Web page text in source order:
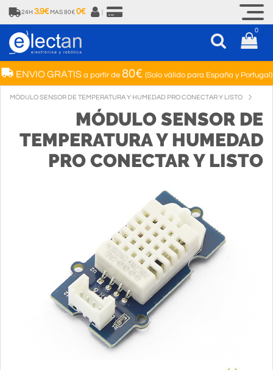
24H 3.9€ MAS 80€ 0€
0
ENVIO GRATISa partir de 80€ (Solo válido para España y Portugal)
MÓDULO SENSOR DE TEMPERATURA Y HUMEDAD PRO CONECTAR Y LISTO
MÓDULO SENSOR DE
TEMPERATURA Y HUMEDAD
PRO CONECTAR Y LISTO